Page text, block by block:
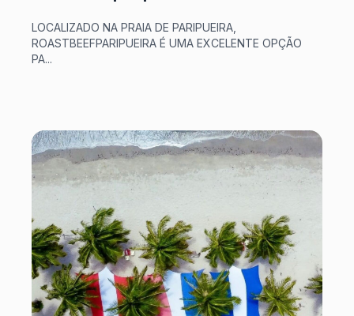
LOCALIZADO NA PRAIA DE PARIPUEIRA,
ROASTBEEFPARIPUEIRA É UMA EXCELENTE OPÇÃO
PA...